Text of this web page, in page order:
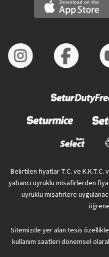
Belirtilen fiyatlar T.C. ve
yabancı uyruklu misafirlerden
uyruklu misafirlere
Sitemizde yer alan tesis
kullanım saatleri dönemsel